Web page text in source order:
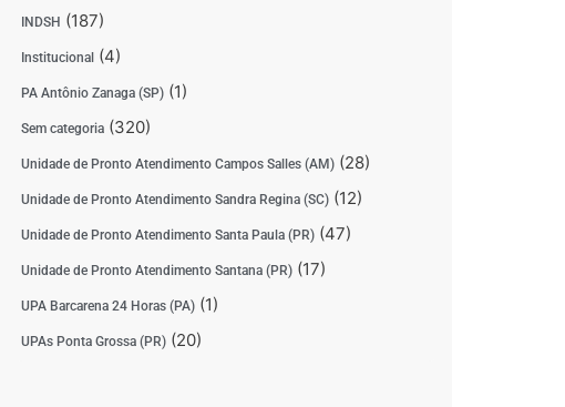
INDSH (187)
Institucional(4)
PA Antônio Zanaga (SP)(1)
Sem categoria(320)
Unidade de Pronto Atendimento Campos Salles (AM)(28)
Unidade de Pronto Atendimento Sandra Regina (SC)(12)
Unidade de Pronto Atendimento Santa Paula (PR)(47)
Unidade de Pronto Atendimento Santana (PR)(17)
UPA Barcarena 24 Horas (PA)(1)
UPAs Ponta Grossa (PR)(20)